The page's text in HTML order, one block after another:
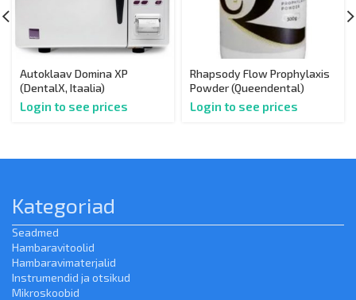
Autoklaav Domina XP
(DentalX, Itaalia)
Login to see prices
Rhapsody Flow Prophylaxis
Powder (Queendental)
Login to see prices
Kategoriad
Seadmed
Hambaravitoolid
Hambaravimaterjalid
Instrumendid ja otsikud
Mikroskoobid